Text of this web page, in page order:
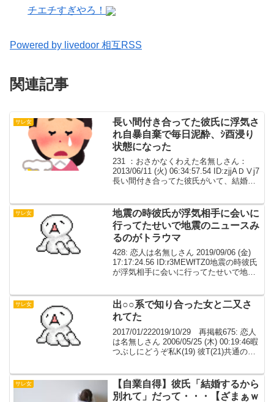
チエチすぎやろ！
Powered by livedoor 相互RSS
関連記事
サレ女
長い間付き合ってた彼氏に浮気さ
れ自暴自棄で毎日泥酔、ｼ酉浸り
状態になった
231 ：おさかなくわえた名無しさん：
2013/06/11 (火) 06:34:57.54 ID:zjjAＤⅤj7
長い間付き合ってた彼氏がいて、結婚話
酉の勢いに任...
サレ女
地震の時彼氏が浮気相手に会いに
行ってたせいで地震のニュースみ
るのがトラウマ
428: 恋人は名無しさん 2019/09/06 (金)
17:17:24.56 ID:r3MEWfTZ0地震の時彼氏
が浮気相手に会いに行ってたせいで地震
つ学んで大人...
サレ女
出○○系で知り合った女と二又さ
れてた
2017/01/222019/10/29 再掲載675: 恋人
は名無しさん 2006/05/25 (木) 00:19:46暇
つぶしにどうぞ私K(19) 彼T(21)共通の友
サレ女
【自業自得】彼氏「結婚するから
別れて」だって・・・【ざまぁｗ